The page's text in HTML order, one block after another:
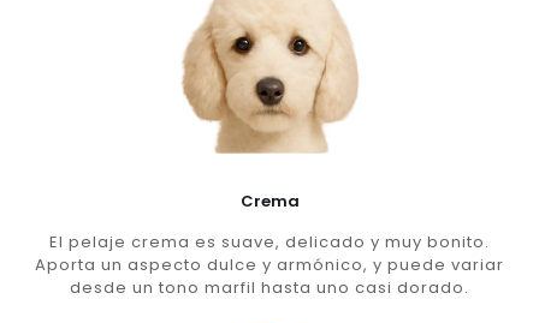
Crema
El pelaje crema es suave, delicado y muy bonito.
Aporta un aspecto dulce y armónico, y puede variar
desde un tono marfil hasta uno casi dorado.